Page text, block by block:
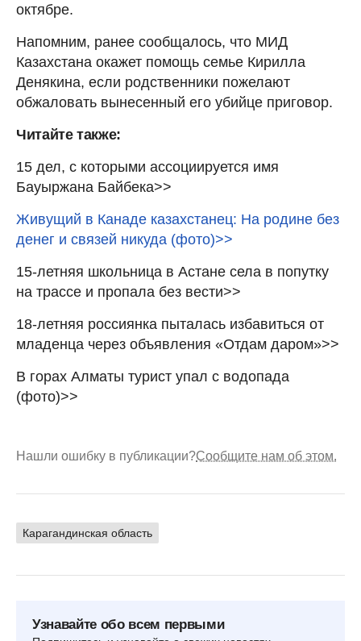
октябре.
Напомним, ранее сообщалось, что МИД
Казахстана окажет помощь семье Кирилла
Денякина, если родственники пожелают
обжаловать вынесенный его убийце приговор.
Читайте также:
15 дел, с которыми ассоциируется имя
Бауыржана Байбека>>
Живущий в Канаде казахстанец: На родине без
денег и связей никуда (фото)>>
15-летняя школьница в Астане села в попутку
на трассе и пропала без вести>>
18-летняя россиянка пыталась избавиться от
младенца через объявления «Отдам даром»>>
В горах Алматы турист упал с водопада
(фото)>>
Нашли ошибку в публикации?Сообщите нам об этом.
Карагандинская область
Узнавайте обо всем первыми